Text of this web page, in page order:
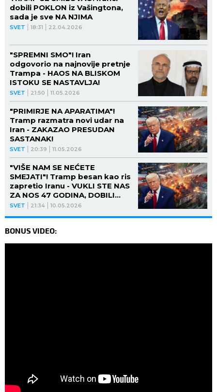
SVET 18:31 22.04.2026
dobili POKLON iz Vašingtona,
sada je sve NA NJIMA
SVET 21:50 11.05.2026
"SPREMNI SMO"! Iran
odgovorio na najnovije pretnje
Trampa - HAOS NA BLISKOM
ISTOKU SE NASTAVLJA!
SVET 20:39 11.05.2026
"PRIMIRJE NA APARATIMA"!
Tramp razmatra novi udar na
Iran - ZAKAZAO PRESUDAN
SASTANAK!
SVET 21:34 10.05.2026
"VIŠE NAM SE NEĆETE
SMEJATI"! Tramp besan kao ris
zapretio Iranu - VUKLI STE NAS
ZA NOS 47 GODINA, DOBILI
STOTINE MILIJARDI DOLARA,
BONUS VIDEO: